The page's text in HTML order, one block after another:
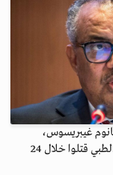
غيبريسوس،
الخميس، إن العشرات من العاملين في المجال الطبي قتلوا خلال 24